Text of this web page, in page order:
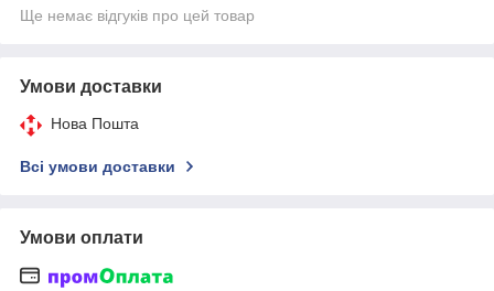
Ще немає відгуків про цей товар
Умови доставки
Нова Пошта
Всі умови доставки
Умови оплати